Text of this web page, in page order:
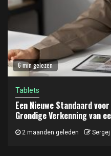
6 min gelezen
Tablets
Een Nieuwe Standaard
Grondige Verkenning van
2 maanden geleden